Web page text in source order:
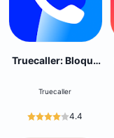
Truecaller: Bloque
Truecaller
4.4